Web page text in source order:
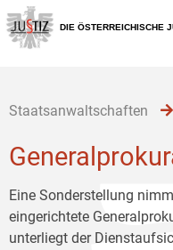
Zur
Hauptnavigation
[1]
Zum
Inhalt
[2]
Zum
Untermenü
[3]
DIE ÖSTERREICHISCHE
Staatsanwaltschaften
Eine Sonderstellung
eingerichtete
unterliegt der